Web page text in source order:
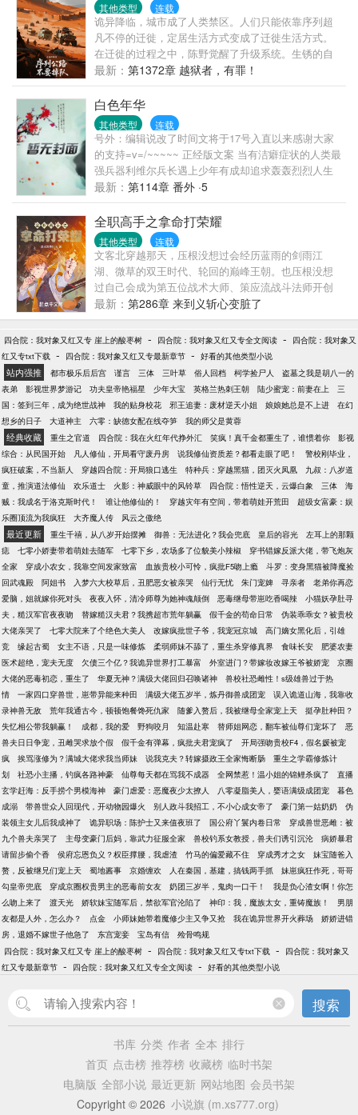
其他类型 连载
诡异降临，城市成了人类禁区。人们只能依靠序列超
凡不停的迁徙，定居生活方式变成了迁徙生活方式。
在迁徙的过程之中，陈野觉醒了升级系统。生锈的自
行车在他手中蜕变为装甲战车。破旧帐篷进化成移动
堡垒。当别人为半块压缩饼干拼命时，他的房车已装
载着自动净水系统和微型生态农场。但真正的危机来
自迷雾深处——那些杀不死的诡异追逐着迁徙车辙。
诡异无法杀死，除非序列超凡。超过百种匪夷所思的
序列超凡。超百种奇异奇物……又有书名：
最新： 第1372章 越狱者，有罪！
白色年华
其他类型 连载
号外：编辑说改了时间文将于17号入直以来感谢大家
的支持=v=/~~~~~ 正经版文案 当有洁癖症状的人类最
强兵器利维尔兵长遇上少年有成却追求轰轰烈烈人生
但终日无所事事的宪兵团少年的时候。 两人或许是会
像竞争对手那样，亦或是擦出更加不一样的火花呢？
非正经版文案 当你遇到一脸正经却因为一副欠打的死
鱼眼表情的男人的时候，请不要大意的拿起你的铁棍
向他的后脑勺敲过去！ 嗯？你说这样很缺德？ 不不
不，按照此男人的战斗力来看，他有百分之一百的机
会躲过你的偷袭。 所以不要大意的敲过去吧！（泥垢
这是文案？） 盗文的我祝你们一辈子没有屁眼这东西
(╯‵□′)╯︵┻━┻ 看文需注意： 量不崩原著， 文章偶
们是什么样的人，什么样的性格，我都会尽量尊重原
著来写，有不对的地方大家可以指出，本人一定会虚
心接受，但是请勿拍砖，作者豆腐心。 以如果有出现
什么年龄错误或者年代错误这类会立刻修改。 得那是
毁原著，但我也只是单纯喜欢兵长才写出这么一篇的
文，我只是写我喜欢的而已，希望大家能喜欢，如果
不喜欢也没关系，可以温柔的点右上方红叉，真的非
常感谢【鞠躬 三儿给我画的人设>3 我的完结坑： 基
友鼬哥>
最新： 第114章 番外 ·5
全职高手之拿命打荣耀
其他类型 连载
文客北穿越那天，压根没想过会经历蓝雨的剑雨江
湖、微草的双王时代、轮回的巅峰王朝。也压根没想
过自己会成为第五位战术大师、策应流战斗法师开创
者、历史地位仅次于斗神的斗仙。.......楚云秀：“文客
北是我理想的队友，这就是我选择加入义斩天下的原
因。”唐柔：“没什么好说的，我来了。”叶修：“文客北
是一个纯粹的人，他的成长超出了所有人的预料，包
括我。”.......文客北：能不纯粹吗？我只有拿冠军才能
活下去啊！
最新： 第286章 来到义斩心变脏了
四合院：我对象又红又专 崖上的酸枣树 - 四合院：我对象又红又专全文阅读 -
四合院：我对象又
红又专txt下载 - 四合院：我对象又红又专最新章节 - 好看的其他类型小说
站内强推 都市极乐后后宫 谨言 三体 三叶草 俗人回档 柯学捡尸人
盗墓之我是胡八一的
表弟
影视世界梦游记 功夫皇帝艳福星 少年大宝 英格兰热刺王朝 陆少蜜宠：前妻在上
三
国：签到三年，成为绝世战神
我的贴身校花 邪王追妻：废材逆天小姐 娘娘她总是不上进
在幻
想乡的日子
大道神主 六零：缺德女配在线夺笋 我的师父是黄蓉
经典收藏 重生之官道 四合院：我在火红年代挣外汇 笑疯！真千金都重生了，谁惯着你
影视
综合：从民国开始
凡人修仙，开局看守废丹房 说我修仙资质差？都看走眼了吧！
警校刚毕业，
疯狂破案，不当新人
穿越四合院：开局狼口逃生 特种兵：穿越黑猫，团灭火凤凰
九叔：八岁道
童，推演道法修仙
欢乐道士 火影：神威眼中的风铃草 四合院：悟性逆天，云爆白象 三体
海
贼：我成名于洛克斯时代！
谁让他修仙的！ 穿越灾年有空间，带着萌娃开荒田
超级女富豪：娱
乐圈顶流为我疯狂
大齐魔人传 风云之傲绝
最近更新 重生千禧，从八岁开始摆摊 御兽：无法进化？我会兜底 皇后的容光
左耳上的那颗
痣
七零小娇妻带着萌娃去随军 七零下乡，农场多了位貌美小辣椒
穿书错嫁反派大佬，带飞炮灰
全家
穿成小农女，我靠空间发家致富 血族贵校小可怜，疯批F5吻上瘾
斗罗：变身黑猫被降魔捡
回武魂殿
阿姐书 入梦六大校草后，丑肥恶女被亲哭 仙行无忧 朱门宠婢 寻亲者
老弟你再恋
爱脑，姐就嫁你死对头
夜夜入怀，清冷师尊为她神魂颠倒 恶毒继母带崽吃香喝辣
小猫妖孕肚寻
夫，糙汉军官夜夜吻
替嫁糙汉夫君？我携超市荒年躺赢 假千金的苟命日常
伪装乖乖女？被贵校
大佬亲哭了
七零大院来了个绝色大美人 改嫁疯批世子爷，我宠冠京城
高门嫡女黑化后，引雄
竞
缘起古蜀 女主不语，只是一味修炼 柔弱师妹不舔了，重生杀穿修真界 食味长安
肥婆农妻
医术超绝，宠夫无度
欠债三个亿？我诡异世界打工暴富 外室进门？带嫁妆改嫁王爷被娇宠
京圈
大佬的恶毒初恋，重生了
华夏无神？满级大佬回归召唤诸神
兽校社恐雌性！s级雄兽过于热
情
一家四口穿兽世，崽带异能来种田 满级大佬五岁半，炼丹御兽成团宠
误入诡道山海，我靠收
录神兽无敌
荒年我通古今，顿顿饱餐馋死仇家 随爹入赘后，我被继母全家宠上天
挺孕肚种田？
失忆相公带我躺赢！
成都，我的爱 野狗咬月 知温赴寒 替师姐网恋，翻车被仙尊们宠坏了
恶
兽夫日日争宠，丑雌哭求放个假
假千金有弹幕，疯批夫君宠疯了
开局强吻贵校F4，假名媛被宠
疯
挨骂涨修为？满城大佬求我当师妹 说我克夫？转嫁摄政王全家悔断肠
重生之学霸修炼计
划
社恐小主播，钓疯各路神豪 仙尊每天都在骂我不成器 全网禁惹！温小姐的锦鲤杀疯了
直播
玄学赶海：反手捞个男模海神
豪门虐爱：恶魔夜少太撩人 八零凝脂美人，婴语满级成团宠
暮色
成溺
带兽世众人回现代，开动物园爆火 别人政斗我招工，不小心成女帝了 豪门第一姑奶奶
伪
装领主女儿后我成神了
诡异职场：陈护士又来值夜班了 国公府丫鬟内卷日常
穿成兽世恶雌：被
九个兽夫亲哭了
主母变豪门后妈，靠武力征服全家 兽校钓系女教授，兽夫们诱引沉沦
病娇暴君
请留步偷个香
侯府忘恩负义？权臣撑腰，我虐渣 竹马的偏爱藏不住 穿成秀才之女
妹宝随爸入
赘，反被继兄们宠上天
蜀地酱事 京婚缠欢 人在秦国，基建，搞钱两手抓
妹崽疯狂作死，哥哥
勾皇帝兜底
穿成京圈权贵男主的恶毒前女友 奶团三岁半，鬼肉一口干！
我是负心渣女啊！你怎
么吻上来了
渡天光 娇软妹宝随军后，禁欲军官沦陷了 神印：我，魔族太女，重铸魔族！
男朋
友都是人外，怎么办？
点金 小师妹她带着魔修少主又争又抢 我在诡异世界开火葬场
娇娇进错
房，退婚不嫁世子他急了
东宫宠妾 宝岛有信
殓骨鸣规
四合院：我对象又红又专 崖上的酸枣树 - 四合院：我对象又红又专txt下载 -
四合院：我对象又
红又专最新章节 - 四合院：我对象又红又专全文阅读 - 好看的其他类型小说
搜索
书库 分类 作者 全本 排行
首页 点击榜 推荐榜 收藏榜 临时书架
电脑版 全部小说 最近更新 网站地图 会员书架
Copyright © 2026 小说旗 (m.xs777.org)